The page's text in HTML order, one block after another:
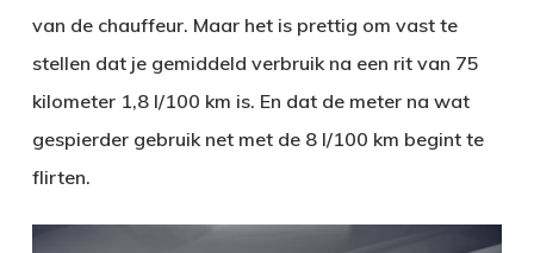
van de chauffeur. Maar het is prettig om vast te
stellen dat je gemiddeld verbruik na een rit van 75
kilometer 1,8 l/100 km is. En dat de meter na wat
gespierder gebruik net met de 8 l/100 km begint te
flirten.